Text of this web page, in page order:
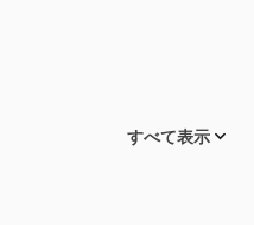
すべて表示